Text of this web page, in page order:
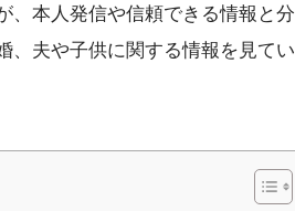
、本人発信や信頼できる情報と分
、夫や子供に関する情報を見てい